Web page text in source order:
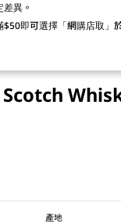
差異。
$50即可選擇「網購店取」
產地